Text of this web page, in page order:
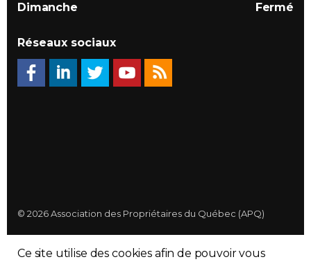
Dimanche Fermé
Réseaux sociaux
© 2026 Association des Propriétaires du Québec (APQ)
Ce site utilise des cookies afin de pouvoir vous